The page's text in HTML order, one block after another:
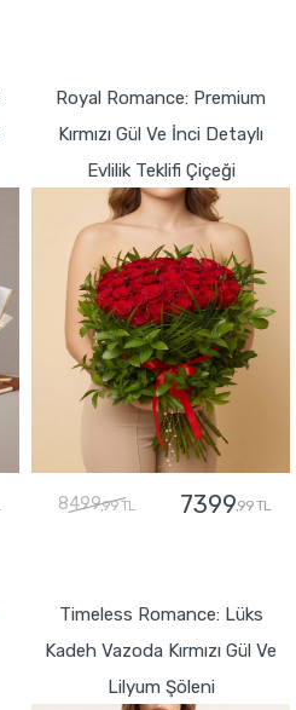
Royal Romance: Premium
Kırmızı Gül Ve İnci Detaylı
Evlilik Teklifi Çiçeği
8499,99 TL 7399,99 TL
Timeless Romance: Lüks
Kadeh Vazoda Kırmızı Gül Ve
Lilyum Şöleni